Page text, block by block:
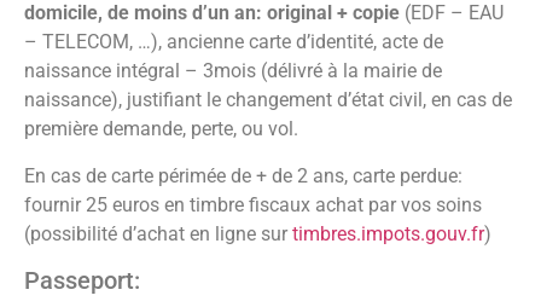
domicile, de moins d’un an: original + copie (EDF – EAU
– TELECOM, …), ancienne carte d’identité, acte de
naissance intégral – 3mois (délivré à la mairie de
naissance), justifiant le changement d’état civil, en cas de
première demande, perte, ou vol.
En cas de carte périmée de + de 2 ans, carte perdue:
fournir 25 euros en timbre fiscaux achat par vos soins
(possibilité d’achat en ligne sur timbres.impots.gouv.fr)
Passeport: